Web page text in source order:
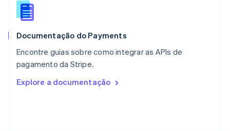
Documentação do Payments
Encontre guias sobre como integrar as APIs de
pagamento da Stripe.
Explore a documentação
Português
RAE de Hong Kong, China
Reino Unido
República Tcheca
English
English